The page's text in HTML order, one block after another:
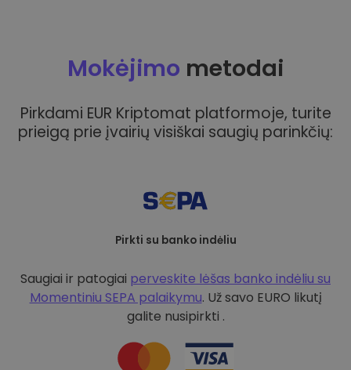
Mokėjimo metodai
Pirkdami EUR Kriptomat platformoje, turite
prieigą prie įvairių visiškai saugių parinkčių:
Pirkti su banko indėliu
Saugiai ir patogiai perveskite lėšas banko indėliu su
Momentiniu SEPA palaikymu. Už savo EURO likutį
galite nusipirkti .